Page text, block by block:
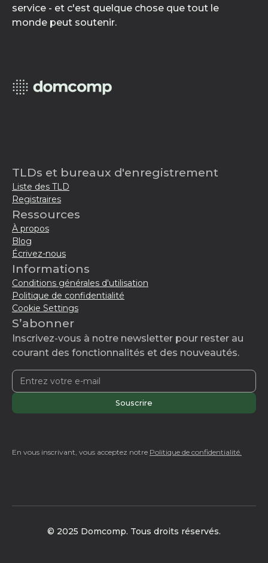
service - et c'est quelque chose que tout le
monde peut soutenir.
TLDs et bureaux d'enregistrement
Liste des TLD
Registraires
Ressources
À propos
Blog
Écrivez-nous
Informations
Conditions générales d'utilisation
Politique de confidentialité
Cookie Settings
S’abonner
Inscrivez-vous à notre newsletter pour rester au
courant des fonctionnalités et des nouveautés.
En vous inscrivant, vous acceptez notre Politique de confidentialité.
© 2025 Domcomp. Tous droits réservés.